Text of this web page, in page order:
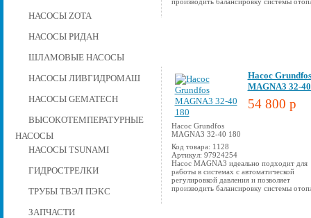
НАСОСЫ ZOTA
НАСОСЫ РИДАН
ШЛАМОВЫЕ НАСОСЫ
НАСОСЫ ЛИВГИДРОМАШ
НАСОСЫ GEMATECH
ВЫСОКОТЕМПЕРАТУРНЫЕ
НАСОСЫ
НАСОСЫ TSUNAMI
ГИДРОСТРЕЛКИ
ТРУБЫ ТВЭЛ ПЭКС
ЗАПЧАСТИ
Насос Grundfos
MAGNA3 32-40 180
Насос Grundfos
MAGNA3 32-
54 800 p
Код товара: 1128
Артикул: 97924254
Насос MAGNA3 идеально подходит для
работы в системах с автоматической
регулировкой давления и позволяет
производить балансировку системы